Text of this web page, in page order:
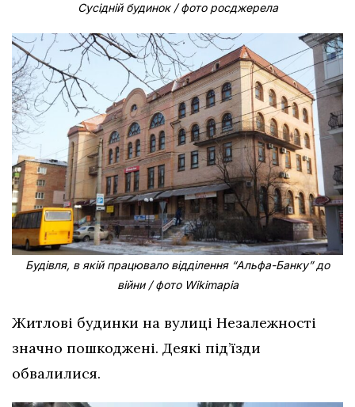
Сусідній будинок / фото росджерела
Будівля, в якій працювало відділення “Альфа-Банку” до
війни / фото Wikimapia
Житлові будинки на вулиці Незалежності
значно пошкоджені. Деякі під’їзди
обвалилися.